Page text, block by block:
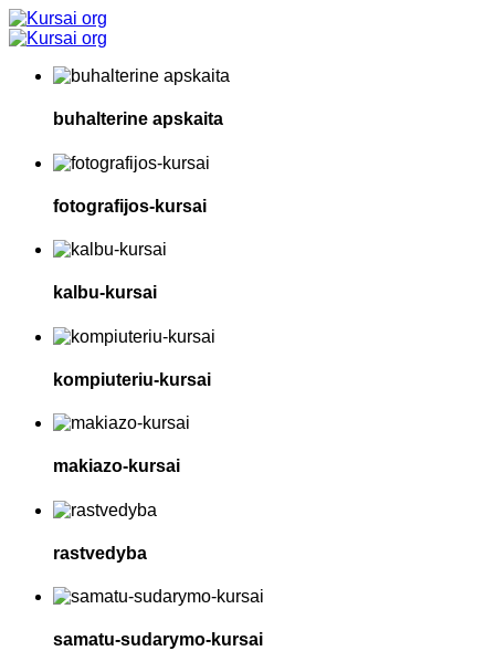
buhalterine apskaita
fotografijos-kursai
kalbu-kursai
kompiuteriu-kursai
makiazo-kursai
rastvedyba
samatu-sudarymo-kursai